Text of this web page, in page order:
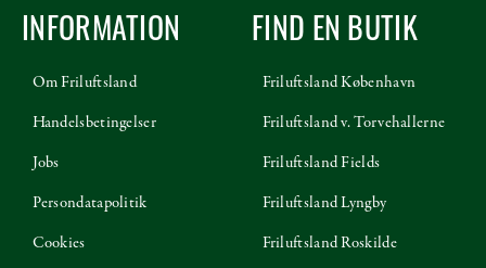
INFORMATION
Om Friluftsland
Handelsbetingelser
Jobs
Persondatapolitik
Cookies
FIND EN BUTIK
Friluftsland København
Friluftsland v. Torvehallerne
Friluftsland Fields
Friluftsland Lyngby
Friluftsland Roskilde